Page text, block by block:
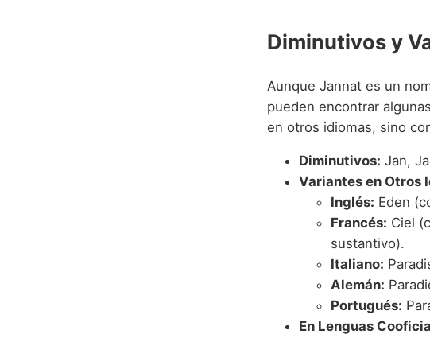
Diminutivos y
Aunque Jannat es un
pueden encontrar
en otros idiomas, sino
Diminutivos: Jan,
Variantes en Otros
Inglés: Eden
Francés: Ciel
sustantivo).
Italiano:
Alemán:
Portugués:
En Lenguas